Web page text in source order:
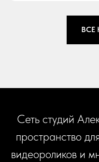
ВСЕ
Сеть студий
пространство
видеороликов и